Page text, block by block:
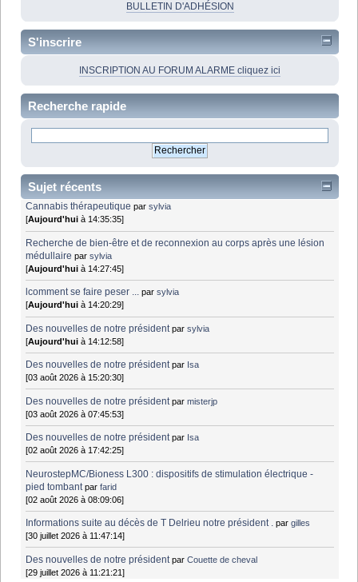
BULLETIN D'ADHÉSION
S'inscrire
INSCRIPTION AU FORUM ALARME cliquez ici
Recherche rapide
Sujet récents
Cannabis thérapeutique parsylvia
[Aujourd'hui à 14:35:35]
Recherche de bien-être et de reconnexion au corps après une lésion
médullaire parsylvia
[Aujourd'hui à 14:27:45]
lcomment se faire peser ... parsylvia
[Aujourd'hui à 14:20:29]
Des nouvelles de notre président parsylvia
[Aujourd'hui à 14:12:58]
Des nouvelles de notre président par Isa
[03 août 2026 à 15:20:30]
Des nouvelles de notre président parmisterjp
[03 août 2026 à 07:45:53]
Des nouvelles de notre président par Isa
[02 août 2026 à 17:42:25]
NeurostepMC/Bioness L300 : dispositifs de stimulation électrique -
pied tombant parfarid
[02 août 2026 à 08:09:06]
Informations suite au décès de T Delrieu notre président . pargilles
[30 juillet 2026 à 11:47:14]
Des nouvelles de notre président parCouette de cheval
[29 juillet 2026 à 11:21:21]